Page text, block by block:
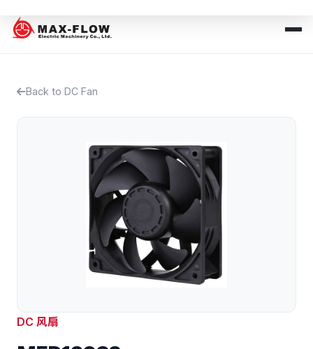
Back to DC Fan
DC 风扇